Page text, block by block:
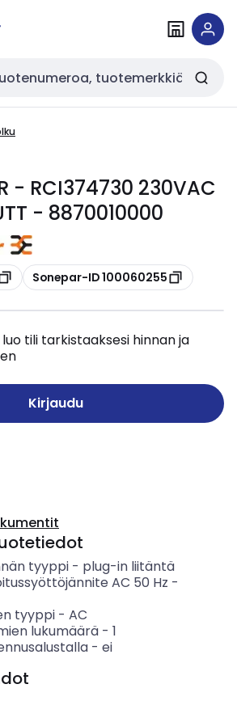
- RCI374730 230VAC
- 8870010000
Kopioi
Sonepar-ID 100060255
tili tarkistaaksesi hinnan ja
Kirjaudu
tyyppi- plug-in liitäntä
AC 50 Hz -
tyyppi- AC
lukumäärä- 1
- ei